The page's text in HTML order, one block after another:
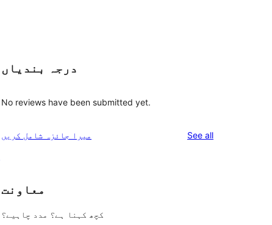
درجہ بندیاں
No reviews have been submitted yet.
میرا جائزہ شامل کریں See allreviews
معاونت
کچھ کہنا ہے؟ مدد چاہیے؟